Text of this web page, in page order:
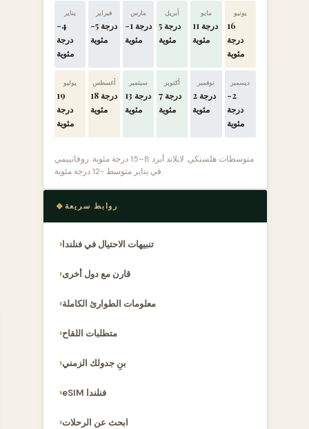
يناير
-4
درجة
مئوية
فبراير
-5 درجة
مئوية
مارس
-1 درجة
مئوية
أبريل
5 درجة
مئوية
مايو
11 درجة
مئوية
يونيو
16
درجة
مئوية
يوليو
19
درجة
مئوية
أغسطس
18 درجة
مئوية
سبتمبر
13 درجة
مئوية
أكتوبر
7 درجة
مئوية
نوفمبر
2 درجة
مئوية
ديسمبر
-2
درجة
مئوية
متوسطات هلسنكي. لابلاند أبرد 8–15 درجة مئوية. روفانييمي
في يناير متوسط -12 درجة مئوية.
روابط سريعة
تنبيهات الاحتيال في فنلندا
قارن مع دول أخرى
معلومات الطوارئ الكاملة
متطلبات اللقاح
بنِ جدولك الزمني
eSIM فنلندا
ابحث عن الرحلات